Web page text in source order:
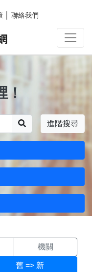
聯絡我們
！
進階搜尋
面
機關
舊 => 新